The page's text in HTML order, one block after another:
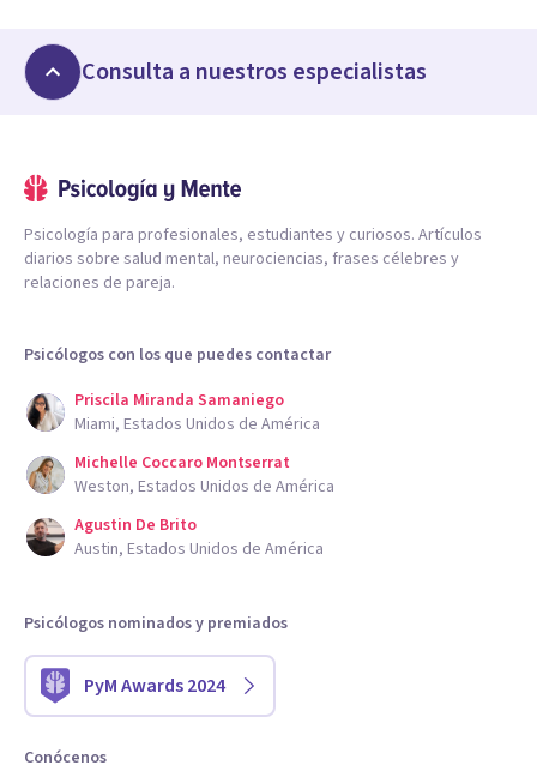
Consulta a nuestros especialistas
Psicología para profesionales, estudiantes y curiosos. Artículos
diarios sobre salud mental, neurociencias, frases célebres y
relaciones de pareja.
Psicólogos con los que puedes contactar
Priscila Miranda Samaniego
Miami, Estados Unidos de América
Michelle Coccaro Montserrat
Weston, Estados Unidos de América
Agustin De Brito
Austin, Estados Unidos de América
Psicólogos nominados y premiados
PyM Awards 2024
Conócenos